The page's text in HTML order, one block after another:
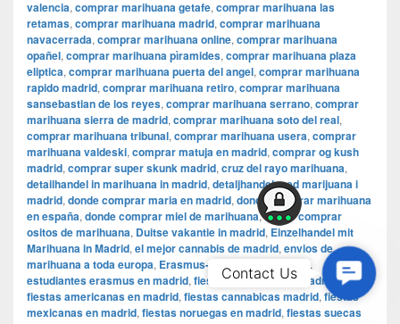
valencia, comprar marihuana getafe, comprar marihuana las
retamas, comprar marihuana madrid, comprar marihuana
navacerrada, comprar marihuana online, comprar marihuana
opañel, comprar marihuana pìramides, comprar marihuana plaza
eliptica, comprar marihuana puerta del angel, comprar marihuana
rapido madrid, comprar marihuana retiro, comprar marihuana
sansebastian de los reyes, comprar marihuana serrano, comprar
marihuana sierra de madrid, comprar marihuana soto del real,
comprar marihuana tribunal, comprar marihuana usera, comprar
marihuana valdeski, comprar matuja en madrid, comprar og kush
madrid, comprar super skunk madrid, cruz del rayo marihuana,
detailhandel in marihuana in madrid, detaljhandel med marijuana i
madrid, donde comprar maria en madrid, donde comprar marihuana
en españa, donde comprar miel de marihuana,donde comprar
ositos de marihuana, Duitse vakantie in madrid, Einzelhandel mit
Marihuana in Madrid, el mejor cannabis de madrid, envios de
marihuana a toda europa, Erasmus-Studenten in Madrid ,
estudiantes erasmus en madrid, fiestas alemanas en madrid ,
fiestas americanas en madrid, fiestas cannabicas madrid, fiestas
mexicanas en madrid, fiestas noruegas en madrid, fiestas suecas
Us
Contact Us